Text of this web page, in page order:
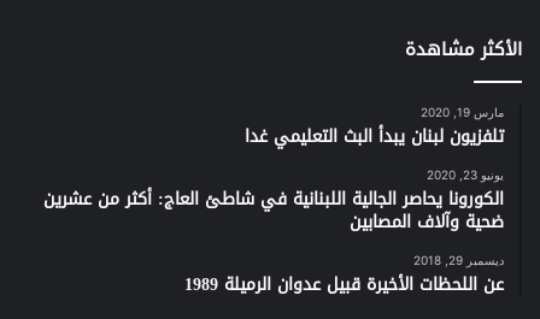
الأكثر مشاهدة
مارس 19, 2020
تلفزيون لبنان يبدأ البث التعليمي غدا
يونيو 23, 2020
الكورونا يحاصر الجالية اللبنانية في شاطئ العاج: أكثر من عشرين
ضحية وآلاف المصابين
ديسمبر 29, 2018
عن اللحظات الأخيرة قبيل عدوان الرميلة 1989